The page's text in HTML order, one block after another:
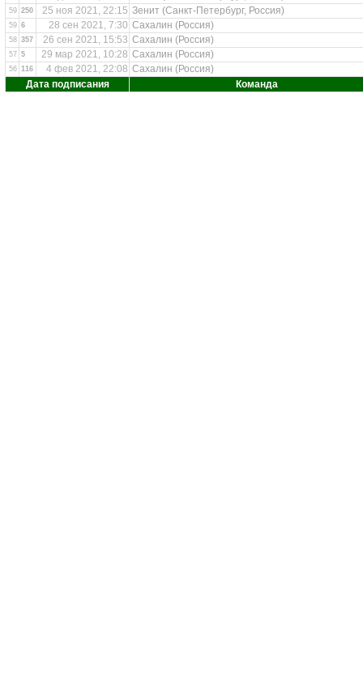
59 250 25 ноя 2021, 22:15 Зенит (Санкт-Петербург, Россия)
59 6 28 сен 2021, 7:30 Сахалин (Россия)
58 357 26 сен 2021, 15:53 Сахалин (Россия)
57 5 29 мар 2021, 10:28 Сахалин (Россия)
56 116 4 фев 2021, 22:08 Сахалин (Россия)
Дата подписания
Команда